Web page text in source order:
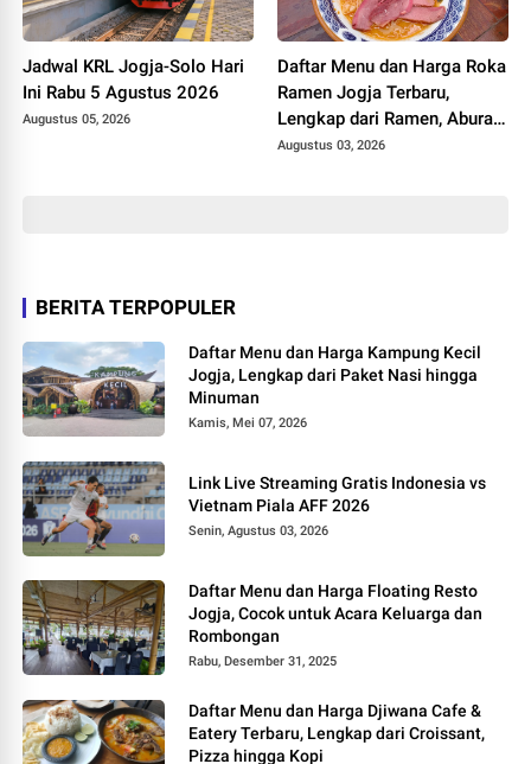
Jadwal KRL Jogja-Solo Hari
Ini Rabu 5 Agustus 2026
Augustus 05, 2026
Daftar Menu dan Harga Roka
Ramen Jogja Terbaru,
Lengkap dari Ramen, Abura
Soba, Dessert hingga
Augustus 03, 2026
BERITA TERPOPULER
Daftar Menu dan Harga Kampung Kecil
Jogja, Lengkap dari Paket Nasi hingga
Minuman
Kamis, Mei 07, 2026
Link Live Streaming Gratis Indonesia vs
Vietnam Piala AFF 2026
Senin, Agustus 03, 2026
Daftar Menu dan Harga Floating Resto
Jogja, Cocok untuk Acara Keluarga dan
Rombongan
Rabu, Desember 31, 2025
Daftar Menu dan Harga Djiwana Cafe &
Eatery Terbaru, Lengkap dari Croissant,
Pizza hingga Kopi